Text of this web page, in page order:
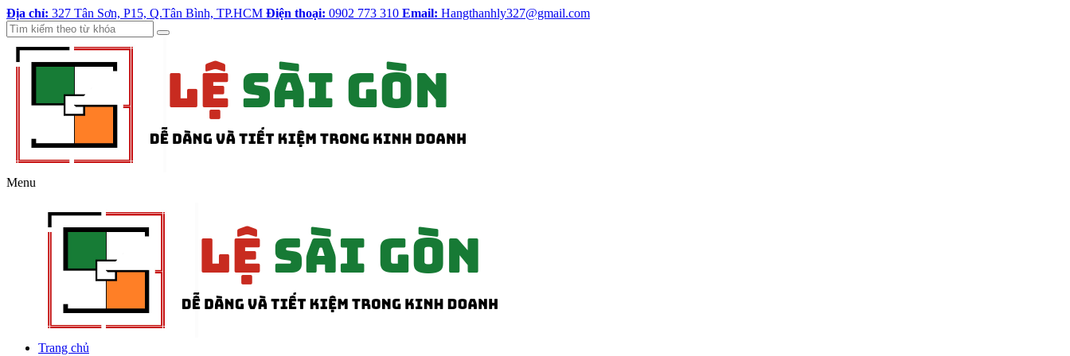
Địa chỉ: 327 Tân Sơn, P15, Q.Tân Bình, TP.HCM Điện thoại: 0902 773 310 Email: Hangthanhly327@gmail.com
Menu
Trang chủ